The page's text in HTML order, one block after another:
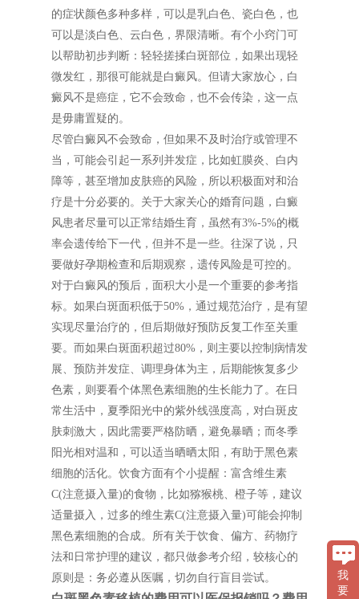
的症状颜色多种多样，可以是乳白色、瓷白色，也
可以是淡白色、云白色，界限清晰。有个小窍门可
以帮助初步判断：轻轻搓揉白斑部位，如果出现轻
微发红，那很可能就是白癜风。但请大家放心，白
癜风不是癌症，它不会致命，也不会传染，这一点
是毋庸置疑的。
尽管白癜风不会致命，但如果不及时治疗或管理不
当，可能会引起一系列并发症，比如虹膜炎、白内
障等，甚至增加皮肤癌的风险，所以积极面对和治
疗是十分必要的。关于大家关心的婚育问题，白癜
风患者尽量可以正常结婚生育，虽然有3%-5%的概
率会遗传给下一代，但并不是一些。往深了说，只
要做好孕期检查和后期观察，遗传风险是可控的。
对于白癜风的预后，面积大小是一个重要的参考指
标。如果白斑面积低于50%，通过规范治疗，是有望
实现尽量治疗的，但后期做好预防反复工作至关重
要。而如果白斑面积超过80%，则主要以控制病情发
展、预防并发症、调理身体为主，后期能恢复多少
色素，则要看个体黑色素细胞的生长能力了。在日
常生活中，夏季阳光中的紫外线强度高，对白斑皮
肤刺激大，因此需要严格防晒，避免暴晒；而冬季
阳光相对温和，可以适当晒晒太阳，有助于黑色素
细胞的活化。饮食方面有个小提醒：富含维生素
C(注意摄入量)的食物，比如猕猴桃、橙子等，建议
适量摄入，过多的维生素C(注意摄入量)可能会抑制
黑色素细胞的合成。所有关于饮食、偏方、药物疗
法和日常护理的建议，都只做参考介绍，较核心的
原则是：务必遵从医嘱，切勿自行盲目尝试。
我
要